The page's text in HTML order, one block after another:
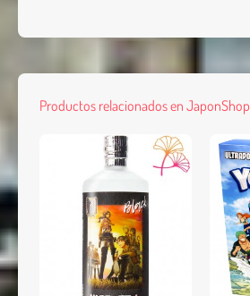
Productos relacionados en JaponShop